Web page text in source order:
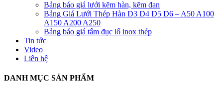
Bảng báo giá lưới kẽm hàn, kẽm đan
Bảng Giá Lưới Thép Hàn D3 D4 D5 D6 – A50 A100
A150 A200 A250
Bảng báo giá tấm đục lổ inox thép
Tin tức
Video
Liên hệ
DANH MỤC SẢN PHẨM